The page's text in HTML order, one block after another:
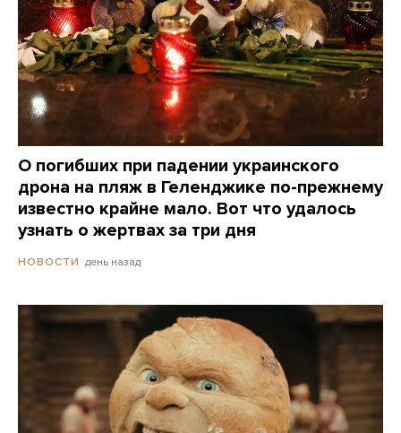
О погибших при падении украинского
дрона на пляж в Геленджике по-прежнему
известно крайне мало. Вот что удалось
узнать о жертвах за три дня
НОВОСТИ день назад